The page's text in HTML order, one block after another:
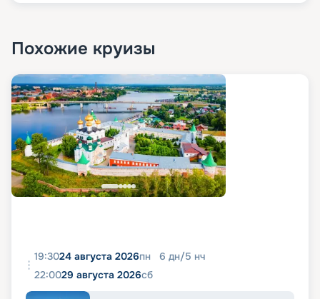
Похожие круизы
19:3024 августа 2026пн 6 дн/5 нч
22:0029 августа 2026сб